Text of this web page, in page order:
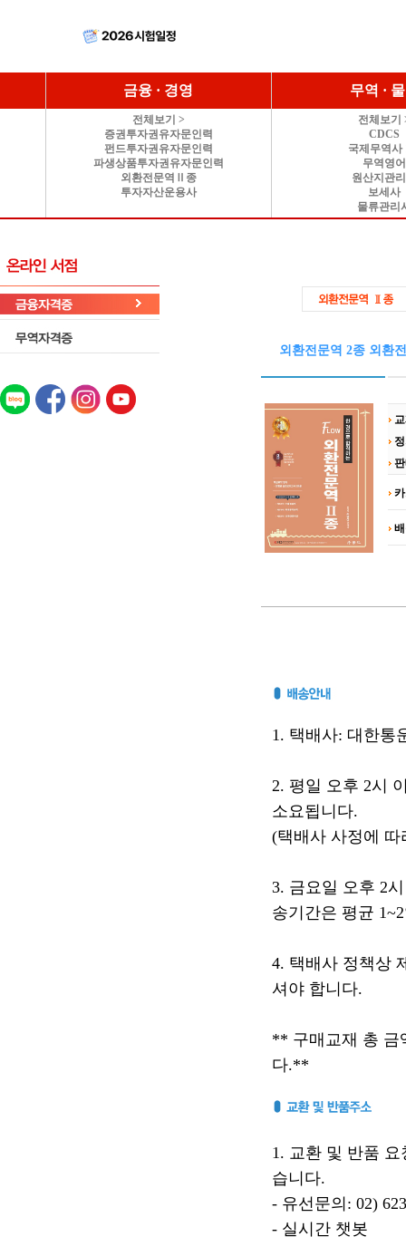
금융 · 경영
전체보기 >
증권투자권유자문인력
펀드투자권유자문인력
파생상품투자권유자문인력
외환전문역Ⅱ종
투자자산운용사
무역 ·
전체보기
CDCS
국제무역사
무역영어
원산지관
보세사
물류관리
외환전문역 2종 외환
1. 택배사: 대한통
2. 평일 오후 2시
소요됩니다.
(택배사 사정에
3. 금요일 오후 2
송기간은 평균
4. 택배사 정책상
셔야 합니다.
** 구매교재 총 금
다.**
1. 교환 및 반품
습니다.
- 유선문의: 02)
- 실시간 챗봇